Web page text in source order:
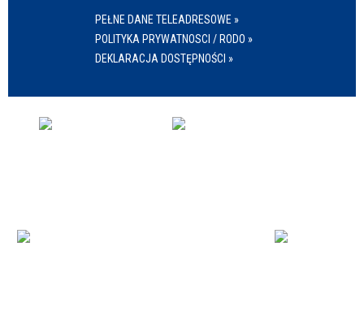
PEŁNE DANE TELEADRESOWE »
POLITYKA PRYWATNOSCI / RODO »
DEKLARACJA DOSTĘPNOŚCI »